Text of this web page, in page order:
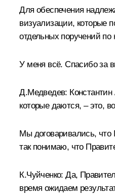
Для обеспечения
визуализации, которые
отдельных поручений
У меня всё. Спасибо за
Д.Медведев:
которые даются, – это,
Мы договаривались, что
так понимаю, что
К.Чуйченко: Да,
время ожидаем